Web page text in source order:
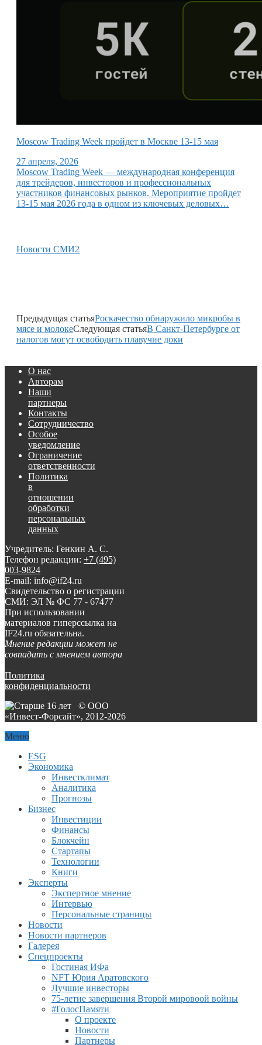
Moscow Trading Week пройдет в Москве 13-15 мая
27 апреля, 2026
Moscow Trading Week — международная конференция
для трейдеров, инвесторов и профессиональных
участников финансовых рынков. Мероприятие пройдет
13-15 мая 2026 года в одном из ключевых деловых…
Новости СМИ2
Предыдущая статьяРоскачество обнаружило микробы в
мясе и молокеСледующая статьяВ Санкт-Петербурге от
налогов могут освободить плавучие доки
О нас
Авторам
Наши
партнеры
Контакты
Сотрудничество
Особое
уведомление
Ограничение
ответственности
Политика
в
отношении
обработки
персональных
данных
Учредитель: Генкин А. С.
Телефон редакции: +7 (495)
003-9824
E-mail: info@if24.ru
Свидетельство о регистрации
СМИ: ЭЛ № ФС 77 - 67477
При использовании
материалов гиперссылка на
IF24.ru обязательна.
Мнение редакции может не
совпадать с мнением автора
Политика
конфиденциальности
© ООО
«Инвест-Форсайт», 2012-2026
Меню
ESG
Экономика
Инвестклимат
Аналитика
Прогнозы
Бизнес
Инвестиции
Финансы
Блокчейн
Стартапы
Технологии
Книги
Эксперты
Экспертное мнение
Интервью
Персональные страницы
Новости
Новости партнеров
Галерея
Спецпроекты
Гостиная ИФа
NFT Юрия Аратовского
Лучшие инвесторы
75-летие завершения Второй мировоой войны
#ГолосПамяти
О проекте
Новости
Партнеры